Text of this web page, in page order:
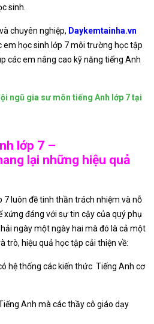
sinh.
chuyên nghiệp, Daykemtainha.vn
em học sinh lớp 7 môi trường học tập
các em nâng cao kỹ năng tiếng Anh
ngũ gia sư môn tiếng Anh lớp 7 tại
lớp 7 –
lại những hiệu quả
7 luôn đề tinh thần trách nhiệm và nỗ
xứng đáng với sự tin cậy của quý phụ
ngày một ngày hai mà đó là cả một
trò, hiệu quả học tập cải thiện về:
hệ thống các kiến thức Tiếng Anh cơ
Anh mà các thầy cô giáo dạy